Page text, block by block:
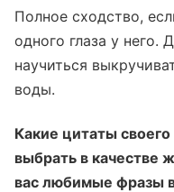
Полное сходство,
одного глаза у него.
научиться
воды.
Какие цитаты
выбрать в качестве
вас любимые фразы